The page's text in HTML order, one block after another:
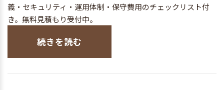
義・セキュリティ・運用体制・保守費用のチェックリスト付
き。無料見積もり受付中。
続きを読む